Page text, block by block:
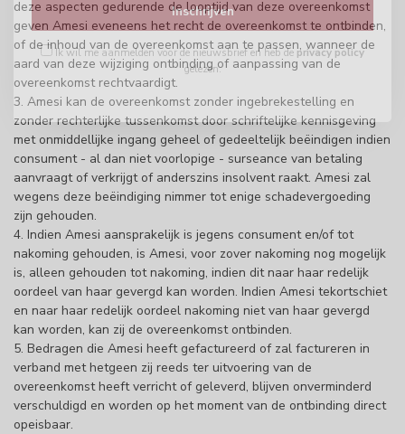
deze aspecten gedurende de looptijd van deze overeenkomst
geven Amesi eveneens het recht de overeenkomst te ontbinden,
of de inhoud van de overeenkomst aan te passen, wanneer de
aard van deze wijziging ontbinding of aanpassing van de
overeenkomst rechtvaardigt.
3. Amesi kan de overeenkomst zonder ingebrekestelling en
zonder rechterlijke tussenkomst door schriftelijke kennisgeving
met onmiddellijke ingang geheel of gedeeltelijk beëindigen indien
consument - al dan niet voorlopige - surseance van betaling
aanvraagt of verkrijgt of anderszins insolvent raakt. Amesi zal
wegens deze beëindiging nimmer tot enige schadevergoeding
zijn gehouden.
4. Indien Amesi aansprakelijk is jegens consument en/of tot
nakoming gehouden, is Amesi, voor zover nakoming nog mogelijk
is, alleen gehouden tot nakoming, indien dit naar haar redelijk
oordeel van haar gevergd kan worden. Indien Amesi tekortschiet
en naar haar redelijk oordeel nakoming niet van haar gevergd
kan worden, kan zij de overeenkomst ontbinden.
5. Bedragen die Amesi heeft gefactureerd of zal factureren in
verband met hetgeen zij reeds ter uitvoering van de
overeenkomst heeft verricht of geleverd, blijven onverminderd
verschuldigd en worden op het moment van de ontbinding direct
opeisbaar.
Inschrijven
Ik wil me aanmelden voor de nieuwsbrief en heb de privacy policy
gelezen.